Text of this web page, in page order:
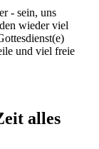
- sein, uns
wieder viel
und viel freie
alles